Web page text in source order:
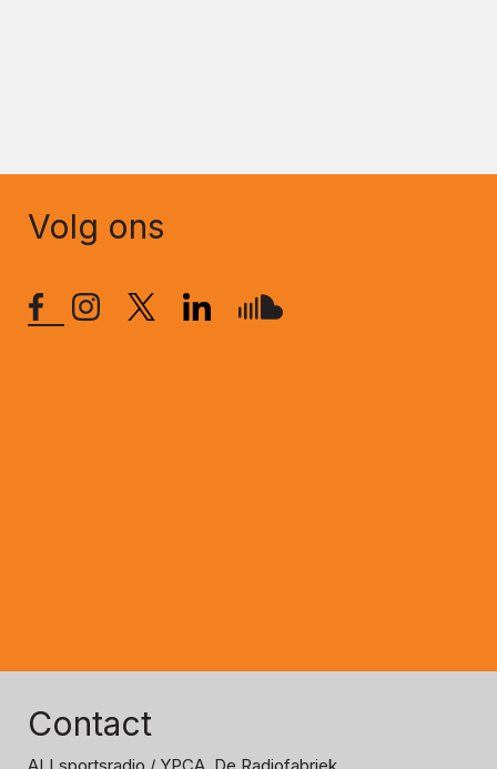
Volg ons
Contact